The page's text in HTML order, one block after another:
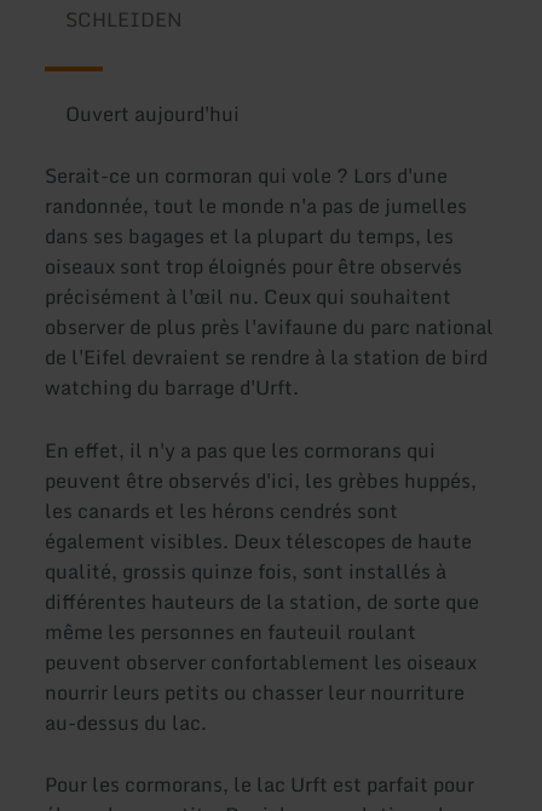
SCHLEIDEN
Ouvert aujourd'hui
Serait-ce un cormoran qui vole ? Lors d'une
randonnée, tout le monde n'a pas de jumelles
dans ses bagages et la plupart du temps, les
oiseaux sont trop éloignés pour être observés
précisément à l'œil nu. Ceux qui souhaitent
observer de plus près l'avifaune du parc national
de l'Eifel devraient se rendre à la station de bird
watching du barrage d'Urft.
En effet, il n'y a pas que les cormorans qui
peuvent être observés d'ici, les grèbes huppés,
les canards et les hérons cendrés sont
également visibles. Deux télescopes de haute
qualité, grossis quinze fois, sont installés à
différentes hauteurs de la station, de sorte que
même les personnes en fauteuil roulant
peuvent observer confortablement les oiseaux
nourrir leurs petits ou chasser leur nourriture
au-dessus du lac.
Pour les cormorans, le lac Urft est parfait pour